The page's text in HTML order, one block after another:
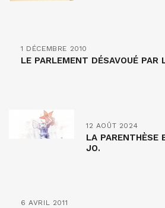
1 DÉCEMBRE 2010
LE PARLEMENT DÉSAVOUÉ PAR
12 AOÛT 2024
LA PARENTHÈSE
JO.
6 AVRIL 2011